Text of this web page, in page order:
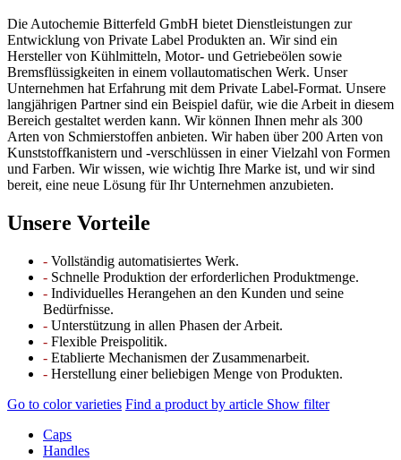
Die Autochemie Bitterfeld GmbH bietet Dienstleistungen zur
Entwicklung von Private Label Produkten an. Wir sind ein
Hersteller von Kühlmitteln, Motor- und Getriebeölen sowie
Bremsflüssigkeiten in einem vollautomatischen Werk. Unser
Unternehmen hat Erfahrung mit dem Private Label-Format. Unsere
langjährigen Partner sind ein Beispiel dafür, wie die Arbeit in diesem
Bereich gestaltet werden kann. Wir können Ihnen mehr als 300
Arten von Schmierstoffen anbieten. Wir haben über 200 Arten von
Kunststoffkanistern und -verschlüssen in einer Vielzahl von Formen
und Farben. Wir wissen, wie wichtig Ihre Marke ist, und wir sind
bereit, eine neue Lösung für Ihr Unternehmen anzubieten.
Unsere Vorteile
- Vollständig automatisiertes Werk.
- Schnelle Produktion der erforderlichen Produktmenge.
- Individuelles Herangehen an den Kunden und seine
Bedürfnisse.
- Unterstützung in allen Phasen der Arbeit.
- Flexible Preispolitik.
- Etablierte Mechanismen der Zusammenarbeit.
- Herstellung einer beliebigen Menge von Produkten.
Go to color varieties Find a product by article Show filter
Caps
Handles